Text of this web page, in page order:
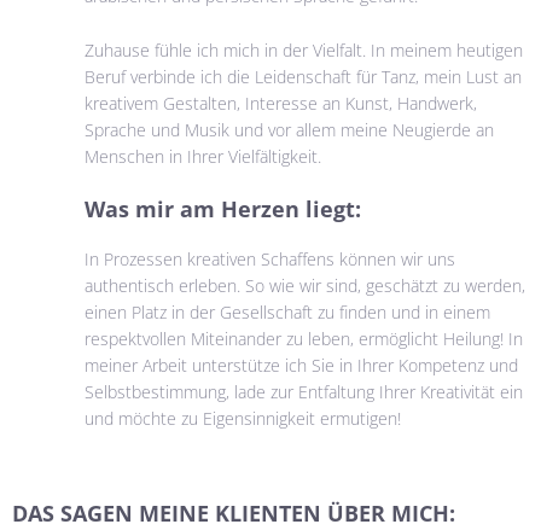
Zuhause fühle ich mich in der Vielfalt. In meinem heutigen
Beruf verbinde ich die Leidenschaft für Tanz, mein Lust an
kreativem Gestalten, Interesse an Kunst, Handwerk,
Sprache und Musik und vor allem meine Neugierde an
Menschen in Ihrer Vielfältigkeit.
Was mir am Herzen liegt:
In Prozessen kreativen Schaffens können wir uns
authentisch erleben. So wie wir sind, geschätzt zu werden,
einen Platz in der Gesellschaft zu finden und in einem
respektvollen Miteinander zu leben, ermöglicht Heilung! In
meiner Arbeit unterstütze ich Sie in Ihrer Kompetenz und
Selbstbestimmung, lade zur Entfaltung Ihrer Kreativität ein
und möchte zu Eigensinnigkeit ermutigen!
DAS SAGEN MEINE KLIENTEN ÜBER MICH: